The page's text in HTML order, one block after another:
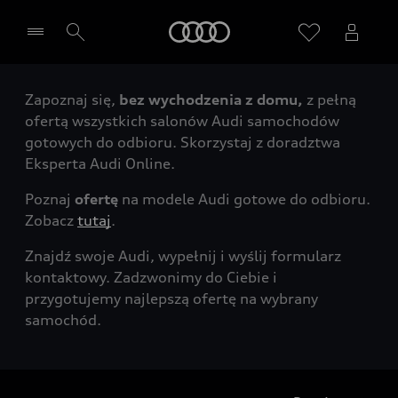
Wybierz Twojego Partnera Audi
Zapoznaj się, bez wychodzenia z domu, z pełną
ofertą wszystkich salonów Audi samochodów
gotowych do odbioru. Skorzystaj z doradztwa
Eksperta Audi Online.
Poznaj ofertę na modele Audi gotowe do odbioru.
Zobacz tutaj.
Znajdź swoje Audi, wypełnij i wyślij formularz
kontaktowy. Zadzwonimy do Ciebie i
przygotujemy najlepszą ofertę na wybrany
samochód.